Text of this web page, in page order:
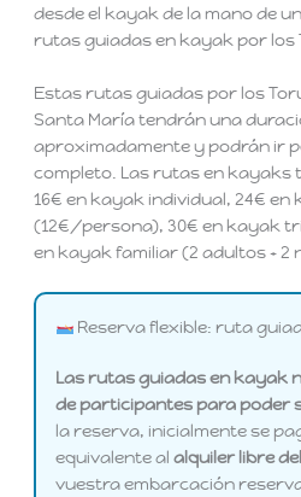
desde el kayak de la mano de
rutas guiadas en kayak por los
Estas rutas guiadas por los
Santa María tendrán una
aproximadamente y podrán ir
completo. Las rutas en kayaks
16€ en kayak individual, 24€ en
(12€/persona), 30€ en kayak
en kayak familiar (2 adultos +
Reserva flexible: ruta
Las rutas guiadas en kayak
de participantes para poder
la reserva, inicialmente se
equivalente al alquiler libre
vuestra embarcación